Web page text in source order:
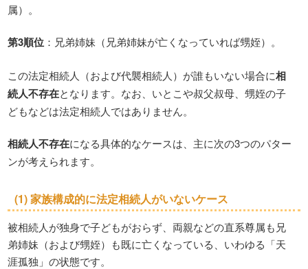
属）。
第3順位 ：兄弟姉妹（兄弟姉妹が亡くなっていれば甥姪）。
この法定相続人（および代襲相続人）が誰もいない場合に相
続人不存在となります。なお、いとこや叔父叔母、甥姪の子
どもなどは法定相続人ではありません。
相続人不存在になる具体的なケースは、主に次の3つのパター
ンが考えられます。
(1) 家族構成的に法定相続人がいないケース
被相続人が独身で子どもがおらず、両親などの直系尊属も兄
弟姉妹（および甥姪）も既に亡くなっている、いわゆる「天
涯孤独」の状態です。